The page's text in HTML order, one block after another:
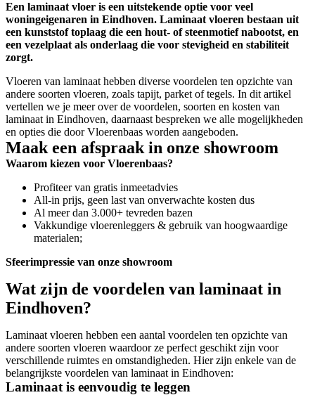
Een laminaat vloer is een uitstekende optie voor veel
woningeigenaren in Eindhoven. Laminaat vloeren bestaan uit
een kunststof toplaag die een hout- of steenmotief nabootst, en
een vezelplaat als onderlaag die voor stevigheid en stabiliteit
zorgt.
Vloeren van laminaat hebben diverse voordelen ten opzichte van
andere soorten vloeren, zoals tapijt, parket of tegels. In dit artikel
vertellen we je meer over de voordelen, soorten en kosten van
laminaat in Eindhoven, daarnaast bespreken we alle mogelijkheden
en opties die door Vloerenbaas worden aangeboden.
Maak een afspraak in onze showroom
Waarom kiezen voor Vloerenbaas?
Profiteer van gratis inmeetadvies
All-in prijs, geen last van onverwachte kosten dus
Al meer dan 3.000+ tevreden bazen
Vakkundige vloerenleggers & gebruik van hoogwaardige
materialen;
Sfeerimpressie van onze showroom
Wat zijn de voordelen van laminaat in
Eindhoven?
Laminaat vloeren hebben een aantal voordelen ten opzichte van
andere soorten vloeren waardoor ze perfect geschikt zijn voor
verschillende ruimtes en omstandigheden. Hier zijn enkele van de
belangrijkste voordelen van laminaat in Eindhoven:
Laminaat is eenvoudig te leggen